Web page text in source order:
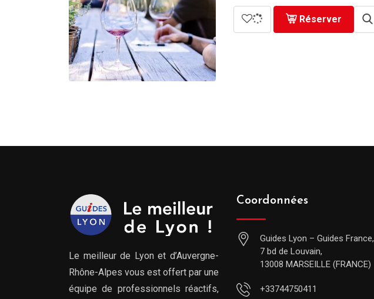
Réserver
Le meilleur de Lyon et d’Auvergne-
Rhône-Alpes vous est offert par une
équipe de professionnels réactifs,
Coordonnées
Guides Lyon – Guides France,
7 bd de Louvain,
13008 MARSEILLE (FRANCE)
+33744750411